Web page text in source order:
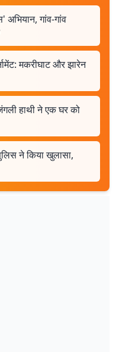
अभियान, गांव-गांव
मकरीघाट और झारेन
हाथी ने एक घर को
ने किया खुलासा,